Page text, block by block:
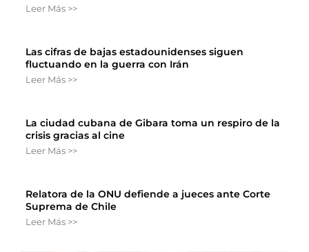
Leer Más >>
Las cifras de bajas estadounidenses siguen
fluctuando en la guerra con Irán
Leer Más >>
La ciudad cubana de Gibara toma un respiro de la
crisis gracias al cine
Leer Más >>
Relatora de la ONU defiende a jueces ante Corte
Suprema de Chile
Leer Más >>